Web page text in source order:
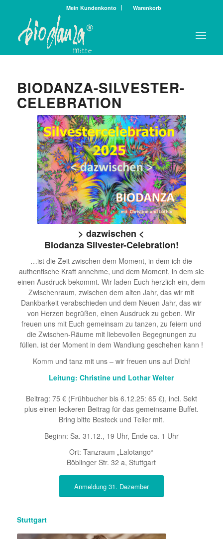
Mein Kundenkonto Warenkorb
BIODANZA-SILVESTER-
CELEBRATION
> dazwischen <
Biodanza Silvester-Celebration!
…ist die Zeit zwischen dem Moment, in dem ich die
authentische Kraft annehme, und dem Moment, in dem sie
einen Ausdruck bekommt. Wir laden Euch herzlich ein, dem
Zwischenraum, zwischen dem alten Jahr, das wir mit
Dankbarkeit verabschieden und dem Neuen Jahr, das wir
von Herzen begrüßen, einen Ausdruck zu geben. Wir
freuen uns mit Euch gemeinsam zu tanzen, zu feiern und
die Zwischen-Räume mit liebevollen Begegnungen zu
füllen. ist der Moment in dem Wandlung geschehen kann !
Komm und tanz mit uns – wir freuen uns auf Dich!
Leitung: Christine und Lothar Welter
Beitrag: 75 € (Frühbucher bis 6.12.25: 65 €), incl. Sekt
plus einen leckeren Beitrag für das gemeinsame Buffet.
Bring bitte Besteck und Teller mit.
Beginn: Sa. 31.12., 19 Uhr, Ende ca. 1 Uhr
Ort: Tanzraum „Lalotango“
Böblinger Str. 32 a, Stuttgart
Anmeldung 31. Dezember
Stuttgart